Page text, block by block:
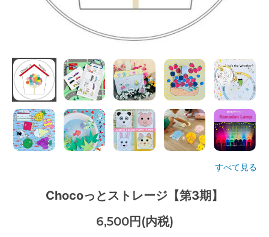
すべて見る
Chocoっとストレージ【第3期】
6,500円(内税)